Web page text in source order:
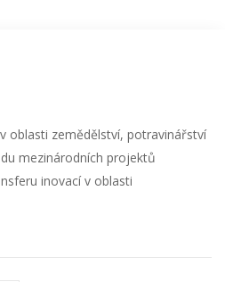
oblasti zemědělství, potravinářství
mezinárodních projektů
inovací v oblasti